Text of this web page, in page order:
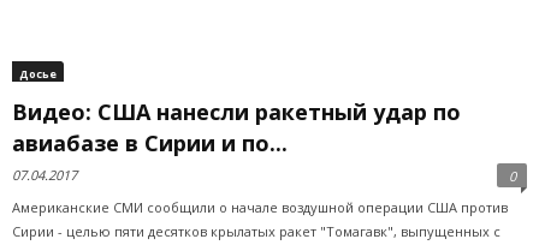
Досье
Видео: США нанесли ракетный удар по
авиабазе в Сирии и по...
07.04.2017
0
Американские СМИ сообщили о начале воздушной операции США против
Сирии - целью пяти десятков крылатых ракет "Томагавк", выпущенных с